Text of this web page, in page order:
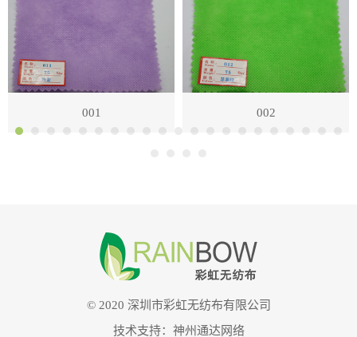
001 002
© 2020 深圳市彩虹无纺布有限公司
技术支持： 神州通达网络